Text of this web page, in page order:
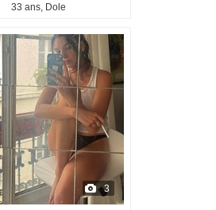
33 ans, Dole
3